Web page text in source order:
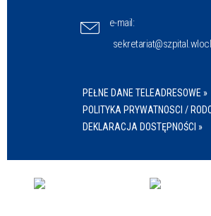
e-mail:
PEŁNE DANE TELEADRESOWE »
POLITYKA PRYWATNOSCI /
DEKLARACJA DOSTĘPNOŚCI »